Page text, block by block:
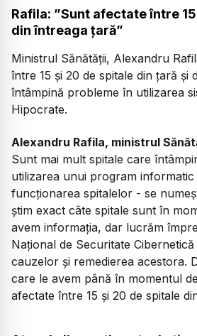
Rafila: ”Sunt afectate între
din întreaga ţară”
Ministrul Sănătăţii, Alexandru
între 15 şi 20 de spitale din ţară şi
întâmpină probleme în utilizarea
Hipocrate.
Alexandru Rafila, ministrul
Sunt mai mult spitale care
utilizarea unui program
funcţionarea spitalelor - se
ştim exact câte spitale sunt în
avem informaţia, dar lucrăm
Naţional de Securitate
cauzelor şi remedierea acestora.
care le avem până în momentul
afectate între 15 şi 20 de spitale